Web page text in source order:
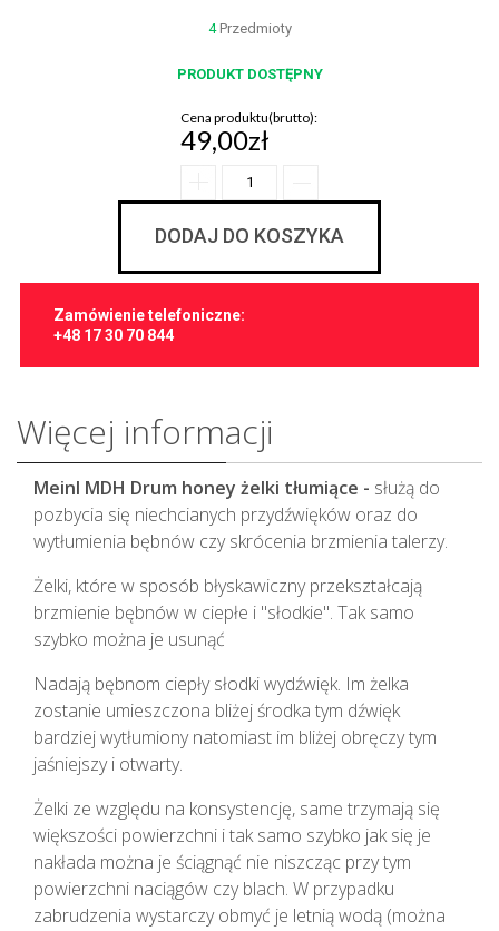
4 Przedmioty
PRODUKT DOSTĘPNY
Cena produktu(brutto):
49,00zł
DODAJ DO KOSZYKA
Zamówienie telefoniczne:
+48 17 30 70 844
Więcej informacji
Meinl MDH Drum honey żelki tłumiące - służą do
pozbycia się niechcianych przydźwięków oraz do
wytłumienia bębnów czy skrócenia brzmienia talerzy.
Żelki, które w sposób błyskawiczny przekształcają
brzmienie bębnów w ciepłe i "słodkie". Tak samo
szybko można je usunąć
Nadają bębnom ciepły słodki wydźwięk. Im żelka
zostanie umieszczona bliżej środka tym dźwięk
bardziej wytłumiony natomiast im bliżej obręczy tym
jaśniejszy i otwarty.
Żelki ze względu na konsystencję, same trzymają się
większości powierzchni i tak samo szybko jak się je
nakłada można je ściągnąć nie niszcząc przy tym
powierzchni naciągów czy blach. W przypadku
zabrudzenia wystarczy obmyć je letnią wodą (można